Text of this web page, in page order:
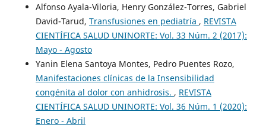
Alfonso Ayala-Viloria, Henry González-Torres, Gabriel
David-Tarud, Transfusiones en pediatría , REVISTA
CIENTÍFICA SALUD UNINORTE: Vol. 33 Núm. 2 (2017):
Mayo - Agosto
Yanin Elena Santoya Montes, Pedro Puentes Rozo,
Manifestaciones clínicas de la Insensibilidad
congénita al dolor con anhidrosis. , REVISTA
CIENTÍFICA SALUD UNINORTE: Vol. 36 Núm. 1 (2020):
Enero - Abril